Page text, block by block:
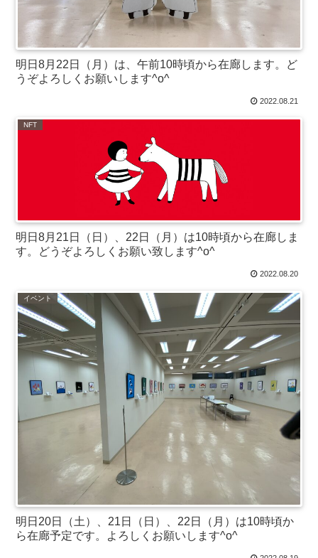
明日8月22日（月）は、午前10時頃から在廊します。ど
うぞよろしくお願いします^o^
2022.08.21
NFT
明日8月21日（日）、22日（月）は10時頃から在廊しま
す。どうぞよろしくお願い致します^o^
2022.08.20
イベント
明日20日（土）、21日（日）、22日（月）は10時頃か
ら在廊予定です。よろしくお願いします^o^